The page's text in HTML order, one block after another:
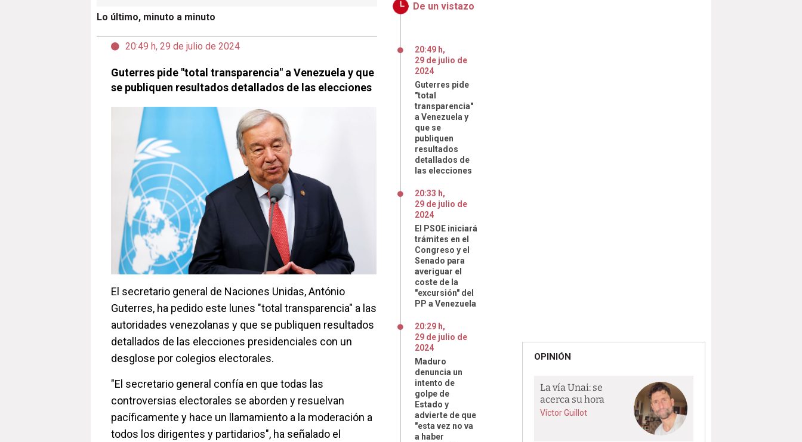
Lo último, minuto a minuto
20:49 h, 29 de julio de 2024
Guterres pide "total transparencia" a Venezuela y que
se publiquen resultados detallados de las elecciones
El secretario general de Naciones Unidas, António
Guterres, ha pedido este lunes "total transparencia" a las
autoridades venezolanas y que se publiquen resultados
detallados de las elecciones presidenciales con un
desglose por colegios electorales.
"El secretario general confía en que todas las
controversias electorales se aborden y resuelvan
pacíficamente y hace un llamamiento a la moderación a
todos los dirigentes y partidarios", ha señalado el
De un vistazo
20:49 h,
29 de julio de
2024
Guterres pide
"total
transparencia"
a Venezuela y
que se
publiquen
resultados
detallados de
las elecciones
20:33 h,
29 de julio de
2024
El PSOE iniciará
trámites en el
Congreso y el
Senado para
averiguar el
coste de la
"excursión" del
PP a Venezuela
20:29 h,
29 de julio de
2024
Maduro
denuncia un
intento de
golpe de
Estado y
advierte de que
"esta vez no va
a haber
OPINIÓN
La vía Unai: se
acerca su hora
Víctor Guillot